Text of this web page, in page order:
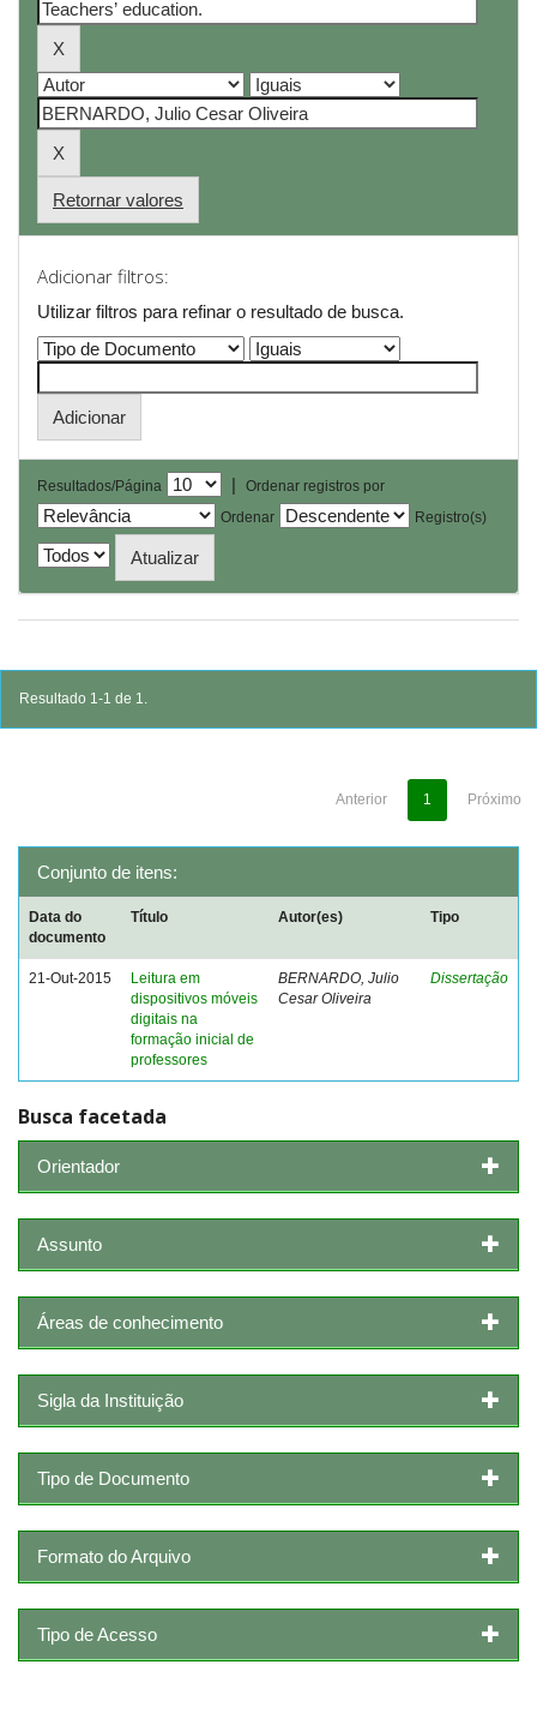
Retornar valores
Adicionar filtros:
Utilizar filtros para refinar o resultado de busca.
Resultados/Página |
Ordenar registros por
Ordenar
Registro(s)
Resultado 1-1 de 1.
Anterior 1 Próximo
Conjunto de itens:
Data do
documento
Título Autor(es) Tipo
21-Out-2015
Leitura em
dispositivos móveis
digitais na
formação inicial de
professores
BERNARDO, Julio
Cesar Oliveira
Dissertação
Busca facetada
Orientador
Assunto
Áreas de conhecimento
Sigla da Instituição
Tipo de Documento
Formato do Arquivo
Tipo de Acesso